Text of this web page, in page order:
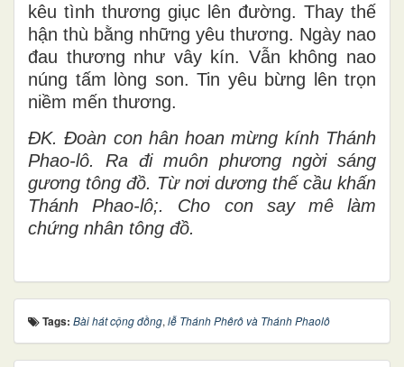
kêu tình thương giục lên đường. Thay thế
hận thù bằng những yêu thương. Ngày nao
đau thương như vây kín. Vẫn không nao
núng tấm lòng son. Tin yêu bừng lên trọn
niềm mến thương.
ĐK. Đoàn con hân hoan mừng kính Thánh
Phao-lô. Ra đi muôn phương ngời sáng
gương tông đồ. Từ nơi dương thế cầu khấn
Thánh Phao-lô;. Cho con say mê làm
chứng nhân tông đồ.
Tags: Bài hát cộng đồng, lễ Thánh Phêrô và Thánh Phaolô